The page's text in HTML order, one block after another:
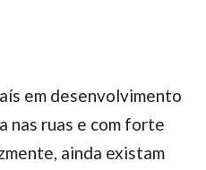
em desenvolvimento
nas ruas e com forte
ainda existam